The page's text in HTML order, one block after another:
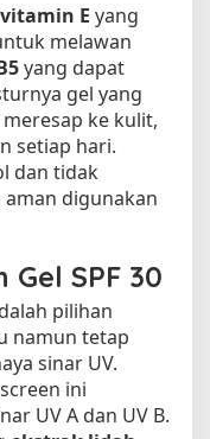
vitamin E yang
melawan
yang dapat
gel yang
ke kulit,
setiap hari.
dan tidak
digunakan
SPF 30
pilihan
namun tetap
sinar UV.
ini
UV A dan UV B.